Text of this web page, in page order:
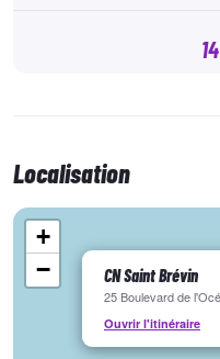
Localisation
CN Saint Brévin
25 Boulevard de
Ouvrir l'itinéraire
+
−